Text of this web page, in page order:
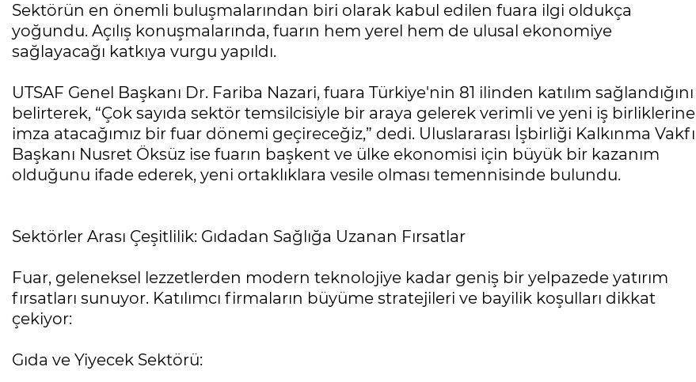
Sektörün en önemli buluşmalarından biri olarak kabul edilen fuara ilgi oldukça
yoğundu. Açılış konuşmalarında, fuarın hem yerel hem de ulusal ekonomiye
sağlayacağı katkıya vurgu yapıldı.
UTSAF Genel Başkanı Dr. Fariba Nazari, fuara Türkiye'nin 81 ilinden katılım sağlandığını
belirterek, “Çok sayıda sektör temsilcisiyle bir araya gelerek verimli ve yeni iş birliklerine
imza atacağımız bir fuar dönemi geçireceğiz,” dedi. Uluslararası İşbirliği Kalkınma Vakfı
Başkanı Nusret Öksüz ise fuarın başkent ve ülke ekonomisi için büyük bir kazanım
olduğunu ifade ederek, yeni ortaklıklara vesile olması temennisinde bulundu.
Sektörler Arası Çeşitlilik: Gıdadan Sağlığa Uzanan Fırsatlar
Fuar, geleneksel lezzetlerden modern teknolojiye kadar geniş bir yelpazede yatırım
fırsatları sunuyor. Katılımcı firmaların büyüme stratejileri ve bayilik koşulları dikkat
çekiyor:
Gıda ve Yiyecek Sektörü: